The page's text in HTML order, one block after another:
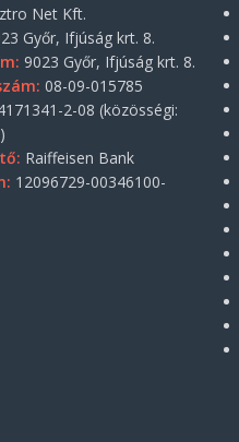
Net Kft.
Győr, Ifjúság krt. 8.
9023 Győr, Ifjúság krt. 8.
08-09-015785
2-08 (közösségi:
Raiffeisen Bank
12096729-00346100-